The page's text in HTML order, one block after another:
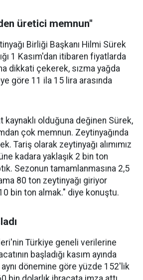
üretici memnun"
Birliği Başkanı Hilmi Sürek
1 Kasım'dan itibaren fiyatlarda
dikkati çekerek, sızma yağda
göre 11 ila 15 lira arasında
kaynaklı olduğuna değinen Sürek,
çok memnun. Zeytinyağında
Tariş olarak zeytinyağı alımımız
kadara yaklaşık 2 bin ton
Sezonun tamamlanmasına 2,5
80 ton zeytinyağı giriyor
bin ton almak." diye konuştu.
Türkiye geneli verilerine
başladığı kasım ayında
aynı dönemine göre yüzde 152'lik